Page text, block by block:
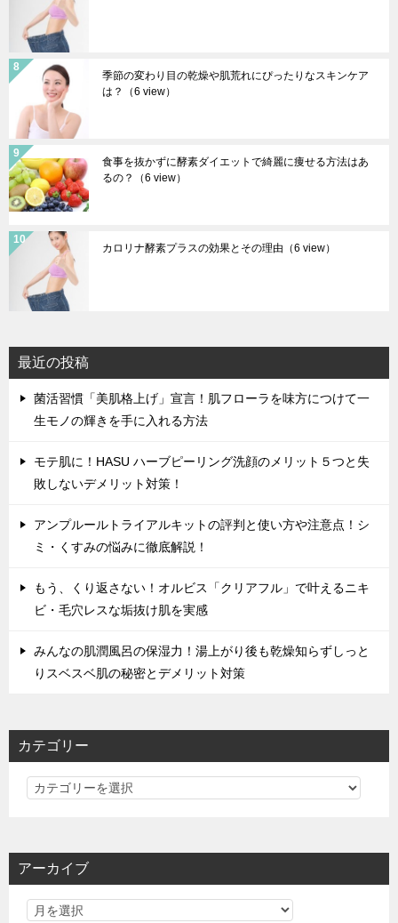
季節の変わり目の乾燥や肌荒れにぴったりなスキンケア
は？
（6 view）
食事を抜かずに酵素ダイエットで綺麗に痩せる方法はあ
るの？
（6 view）
カロリナ酵素プラスの効果とその理由 （6 view）
最近の投稿
菌活習慣「美肌格上げ」宣言！肌フローラを味方につけて一
生モノの輝きを手に入れる方法
モテ肌に！HASU ハーブピーリング洗顔のメリット５つと失
敗しないデメリット対策！
アンプルールトライアルキットの評判と使い方や注意点！シ
ミ・くすみの悩みに徹底解説！
もう、くり返さない！オルビス「クリアフル」で叶えるニキ
ビ・毛穴レスな垢抜け肌を実感
みんなの肌潤風呂の保湿力！湯上がり後も乾燥知らずしっと
りスベスベ肌の秘密とデメリット対策
カテゴリー
カ
リ
アーカイブ